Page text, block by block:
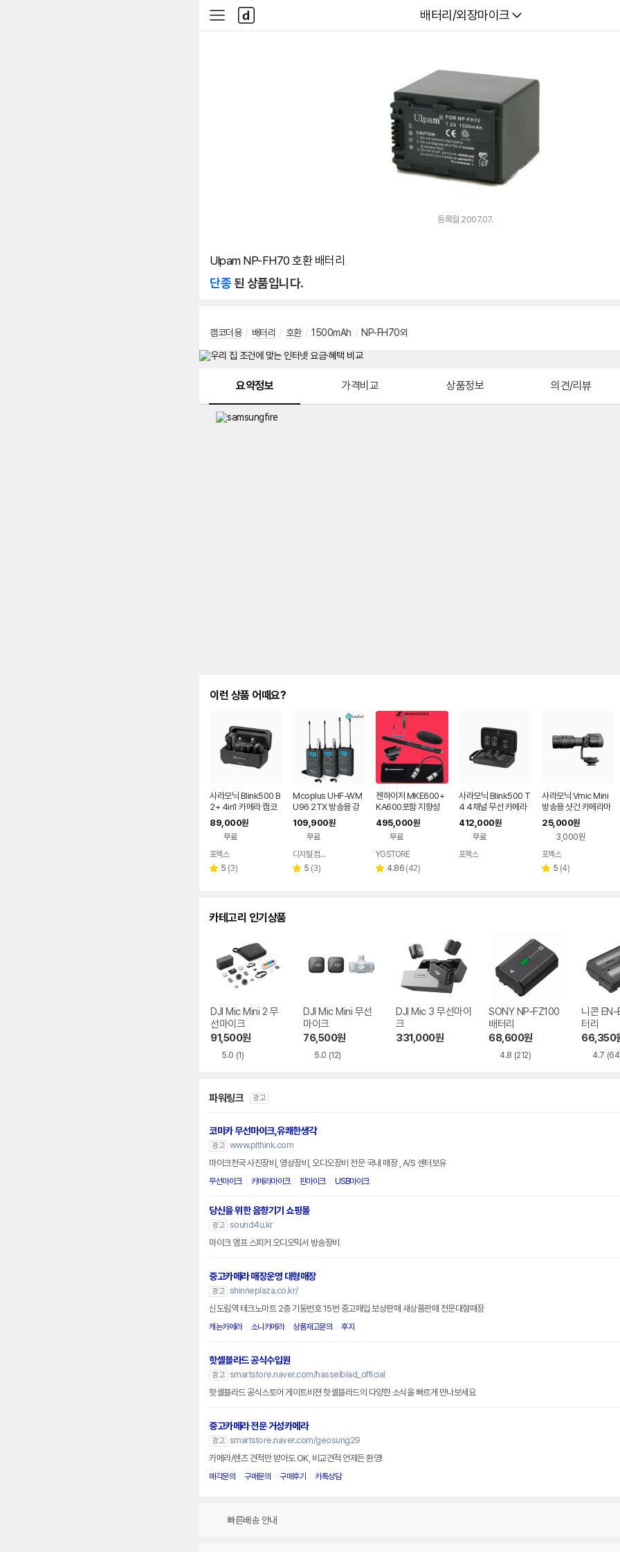
다나와
배터리/외장마이크
사
이
다
나
와
등록월 2007.07.
Ulpam NP-FH70 호환 배터리
단종된 상품입니다.
캠코더용 / 배터리 / 호환 / 1500mAh / NP-FH70외
요약정보 가격비교 상품정보 의견/리뷰
이런 상품 어때요?
사라모닉 Blink500 B
2+ 4in1 카메라 캠코
더 마이크
89,000원
무료
페이
포멕스
별 5 리
(3)
Mcoplus UHF-WM
U96 2TX 방송용 강
의용 유튜브 카메라 캠
코더 무선마이크 최대
거리 120m
109,900원
무료
디지털 컴온탑
별 5 리
(3)
젠하이저 MKE600+
KA600포함 지향성
샷건마이크(XLR암수
30CM포함)
495,000원
무료
페이
YGSTORE
별 4.86 리
(42)
사라모닉 Blink500 T
4 4채널 무선 카메라
마이크 세트
412,000원
무료
포멕스
사라모닉 Vmic Mini
방송용 샷건 카메라마
이크
25,000원
3,000원
페이
포멕스
별 5 리
(4)
카테고리 인기상품
DJI Mic Mini 2 무
선마이크
91,500원
5.0 (1)
DJI Mic Mini 무선
마이크
76,500원
5.0 (12)
DJI Mic 3 무선마이
크
331,000원
SONY NP-FZ100
배터리
68,600원
4.8 (212)
니콘 EN-
터리
66,350
4.7
파워링크 광고
코미카 무선마이크,유쾌한생각
광고 www.plthink.com
마이크천국 사진장비, 영상장비, 오디오장비 전문 국내 매장 , A/S 센터보유
무선마이크 카메라마이크 핀마이크 USB마이크
당신을 위한 음향기기 쇼핑몰
광고 sound4u.kr
마이크 앰프 스피커 오디오믹서 방송장비
중고카메라 매장운영 대형매장
광고 shinneplaza.co.kr/
신도림역 테크노마트 2층 기둥번호 15번 중고매입 보상판매 새상품판매 전문대형매장
캐논카메라 소니카메라 상품재고문의 후지
핫셀블라드 공식수입원
광고 smartstore.naver.com/hasselblad_official
핫셀블라드 공식스토어 게이트비젼 핫셀블라드의 다양한 소식을 빠르게 만나보세요
중고카메라 전문 거성카메라
광고 smartstore.naver.com/geosung29
카메라/렌즈 견적만 받아도 OK, 비교견적 언제든 환영!
매각문의 구매문의 구매후기 카톡상담
빠른배송 안내